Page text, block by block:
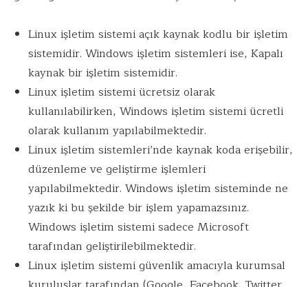
Linux işletim sistemi açık kaynak kodlu bir işletim
sistemidir. Windows işletim sistemleri ise, Kapalı
kaynak bir işletim sistemidir.
Linux işletim sistemi ücretsiz olarak
kullanılabilirken, Windows işletim sistemi ücretli
olarak kullanım yapılabilmektedir.
Linux işletim sistemleri’nde kaynak koda erişebilir,
düzenleme ve geliştirme işlemleri
yapılabilmektedir. Windows işletim sisteminde ne
yazık ki bu şekilde bir işlem yapamazsınız.
Windows işletim sistemi sadece Microsoft
tarafından geliştirilebilmektedir.
Linux işletim sistemi güvenlik amacıyla kurumsal